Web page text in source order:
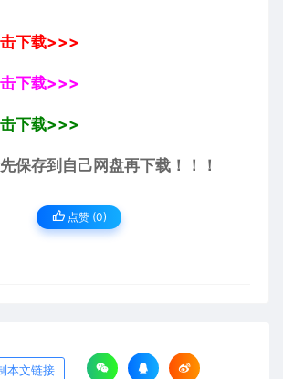
下载>>>
下载>>>
下载>>>
保存到自己网盘再下载！！！
点赞 (0)
本文链接